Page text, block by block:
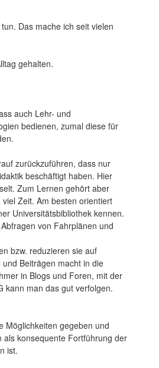
Das mache ich seit vielen
gehalten.
auch Lehr- und
bedienen, zumal diese für
zurückzuführen, dass nur
beschäftigt haben. Hier
Zum Lernen gehört aber
Zeit. Am besten orientiert
Universitätsbibliothek kennen.
von Fahrplänen und
bzw. reduzieren sie auf
Beiträgen macht in die
in Blogs und Foren, mit der
kann man das gut verfolgen.
Möglichkeiten gegeben und
als konsequente Fortführung der
ist.